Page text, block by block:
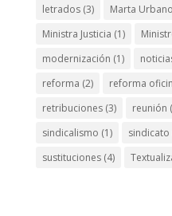
letrados(3) Marta Urbano
Ministra Justicia (1)
modernización (1)
reforma (2) reforma
retribuciones(3) reunión
sindicalismo (1) sindicato
sustituciones(4)